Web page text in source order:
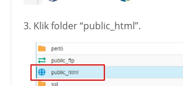
3. Klik folder “public_html”.